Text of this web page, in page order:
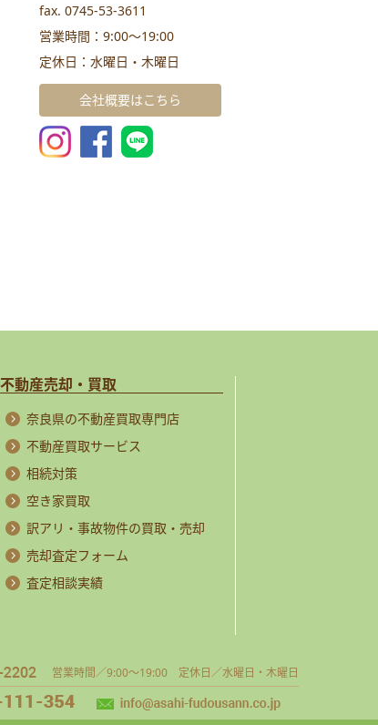
fax. 0745-53-3611
営業時間：9:00～19:00
定休日：水曜日・木曜日
会社概要はこちら
不動産売却・買取
奈良県の不動産買取専門店
不動産買取サービス
相続対策
空き家買取
訳アリ・事故物件の買取・売却
売却査定フォーム
査定相談実績
営業時間／9:00～19:00 定休日／水曜日・木曜日